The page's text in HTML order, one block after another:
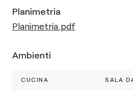
Planimetria
Planimetria.pdf
Ambienti
CUCINA SALA